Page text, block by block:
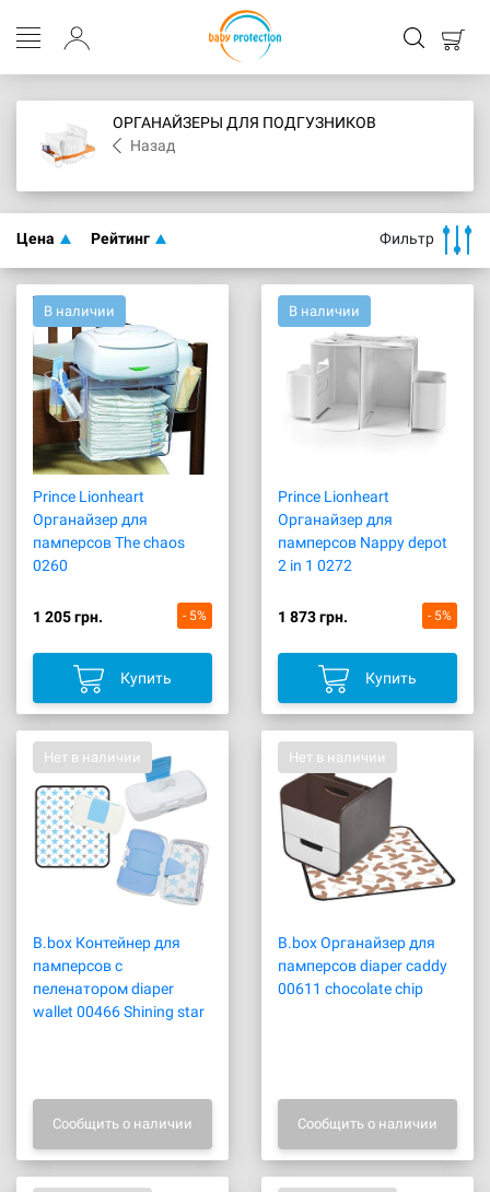
ОРГАНАЙЗЕРЫ ДЛЯ ПОДГУЗНИКОВ
Назад
Цена Рейтинг Фильтр
В наличии
Prince Lionheart
Органайзер для
памперсов The chaos
0260
1 205 грн. - 5%
Купить
В наличии
Prince Lionheart
Органайзер для
памперсов Nappy depot
2 in 1 0272
1 873 грн. - 5%
Купить
Нет в наличии
B.box Контейнер для
памперсов с
пеленатором diaper
wallet 00466 Shining star
Сообщить о наличии
Нет в наличии
B.box Органайзер для
памперсов diaper caddy
00611 chocolate chip
Сообщить о наличии